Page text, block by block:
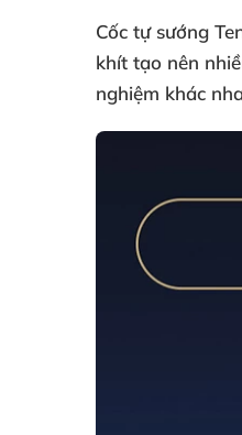
Cốc tự sướng
khít tạo nên
nghiệm khác